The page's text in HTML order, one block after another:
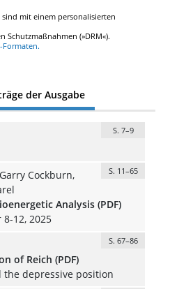
sind mit einem personalisierten
Schutzmaßnahmen (»DRM«).
Formaten.
der Ausgabe
S. 7–9
Cockburn,
S. 11–65
Analysis (PDF)
8-12, 2025
S. 67–86
of Reich (PDF)
the depressive position